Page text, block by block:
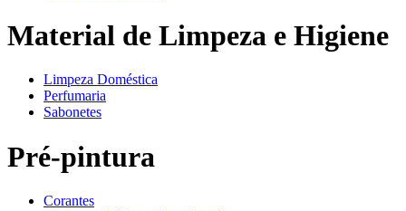
Material de Limpeza e Higiene
Limpeza Doméstica
Perfumaria
Sabonetes
Pré-pintura
Corantes